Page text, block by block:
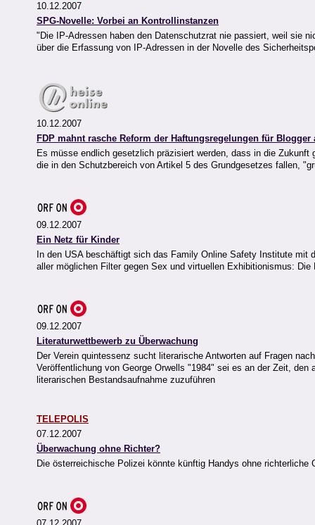
10.12.2007
SPG-Novelle: Vorbei an Kontrollinstanzen
"Die IP-Adressen haben den Datenschutzrat nie passiert, weil sie
über die Erfassung von IP-Adressen in der Novelle des
10.12.2007
FDP mahnt rasche Reform der Haftungsregelungen für Blogger
Es müsse endlich gesetzlich präzisiert werden, dass in die
die in den Schutzbereich von Artikel 5 des Grundgesetzes fallen,
09.12.2007
Ein Netz für Kinder
In den USA beschäftigt sich das Family Online Safety Institute
aller möglichen Filter gegen Sex und virtuellen Exhibitionismus:
09.12.2007
Literaturwettbewerb zu Überwachung
Der Verein quintessenz sucht literarische Antworten auf Fragen
Veröffentlichung von George Orwells "1984" sei es an der Zeit,
literarischen Bestandsaufnahme zuzuführen
TELEPOLIS
07.12.2007
Überwachung ohne Richter?
Die österreichische Polizei könnte künftig Handys ohne